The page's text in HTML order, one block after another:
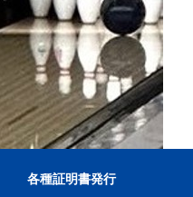
各種証明書発行